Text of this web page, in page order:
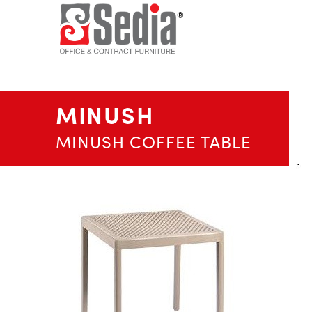
MINUSH
MINUSH COFFEE TABLE